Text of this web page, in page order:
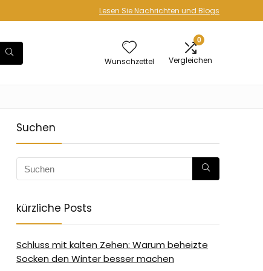
Lesen Sie Nachrichten und Blogs
Wunschzettel
0
Vergleichen
Suchen
kürzliche Posts
Schluss mit kalten Zehen: Warum beheizte
Socken den Winter besser machen